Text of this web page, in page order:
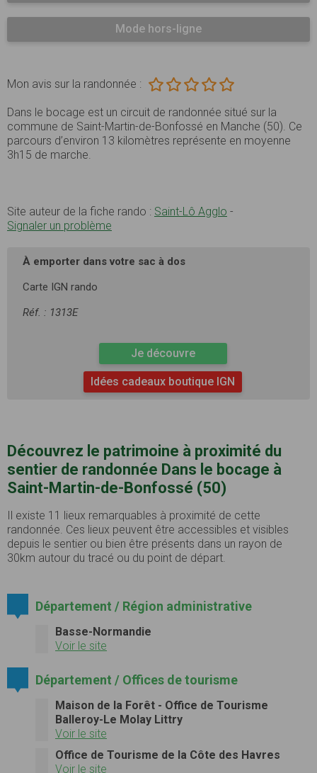
Mode hors-ligne
Mon avis sur la randonnée :
Dans le bocage est un circuit de randonnée situé sur la
commune de Saint-Martin-de-Bonfossé en Manche (50). Ce
parcours d’environ 13 kilomètres représente en moyenne
3h15 de marche.
Site auteur de la fiche rando : Saint-Lô Agglo -
Signaler un problème
À emporter dans votre sac à dos
Carte IGN rando
Réf. : 1313E
Je découvre
Idées cadeaux boutique IGN
Découvrez le patrimoine à proximité du
sentier de randonnée Dans le bocage à
Saint-Martin-de-Bonfossé (50)
Il existe 11 lieux remarquables à proximité de cette
randonnée. Ces lieux peuvent être accessibles et visibles
depuis le sentier ou bien être présents dans un rayon de
30km autour du tracé ou du point de départ.
Département / Région administrative
Basse-Normandie
Voir le site
Département / Offices de tourisme
Maison de la Forêt - Office de Tourisme
Balleroy-Le Molay Littry
Voir le site
Office de Tourisme de la Côte des Havres
Voir le site